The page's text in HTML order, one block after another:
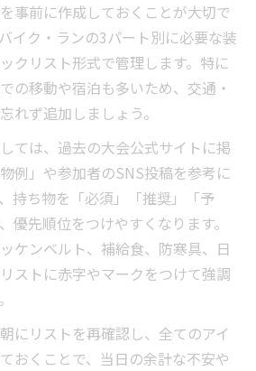
事前に作成しておくことが大切で
イク・ランの3パート別に必要な装
クリスト形式で管理します。特に
の移動や宿泊も多いため、交通・
れず追加しましょう。
ては、過去の大会公式サイトに掲
例」や参加者のSNS投稿を参考に
持ち物を「必須」「推奨」「予
優先順位をつけやすくなります。
ケンベルト、補給食、防寒具、日
ストに赤字やマークをつけて強調
にリストを再確認し、全てのアイ
おくことで、当日の余計な不安や